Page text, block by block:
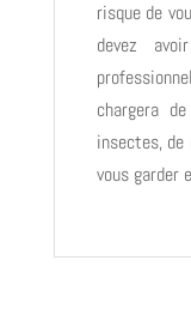
risque de
devez
chargera
insectes,
vous garder